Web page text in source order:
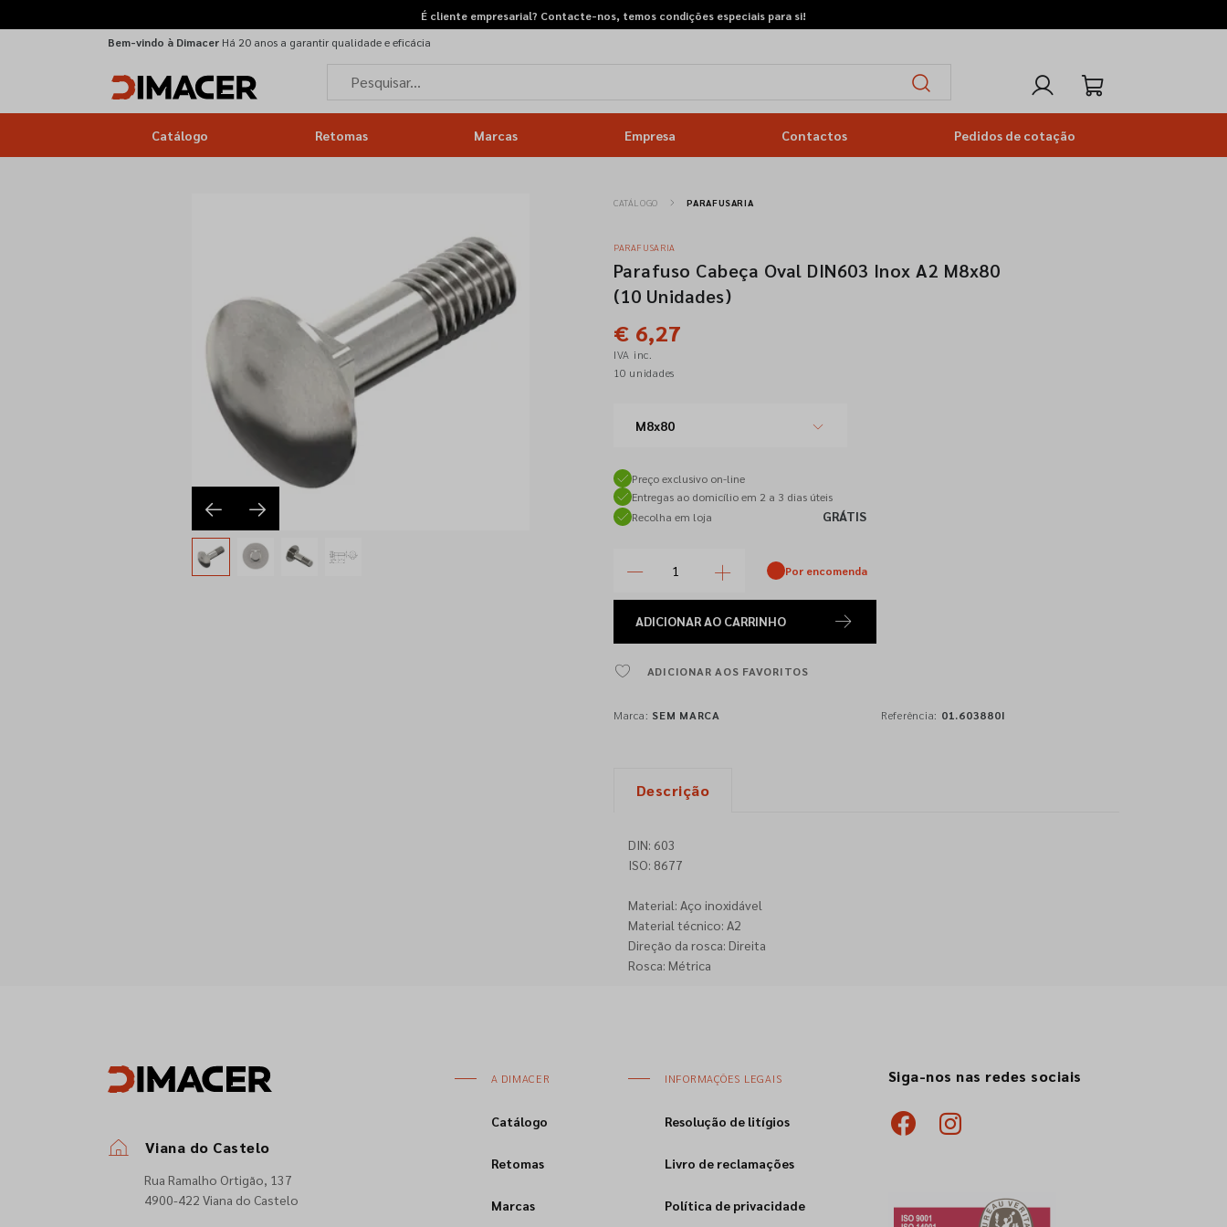
É cliente empresarial? Contacte-nos, temos condições especiais para si!
Bem-vindo à Dimacer Há 20 anos a garantir qualidade e eficácia
Catálogo Retomas Marcas Empresa Contactos Pedidos de cotação
CATÁLOGO PARAFUSARIA
PARAFUSARIA
Parafuso Cabeça Oval DIN603 Inox A2 M8x80
(10 Unidades)
€ 6,27
IVA inc.
10 unidades
M8x80
Preço exclusivo on-line
Entregas ao domicílio em 2 a 3 dias úteis
Recolha em loja
GRÁTIS
Por encomenda
ADICIONARAO CARRINHO
ADICIONAR AOS FAVORITOS
Marca: SEM MARCA Referência: 01.603880I
Descrição
DIN: 603
ISO: 8677
Material: Aço inoxidável
Material técnico: A2
Direção da rosca: Direita
Rosca: Métrica
Viana do Castelo
Rua Ramalho Ortigão, 137
4900-422 Viana do Castelo
A DIMACER
Catálogo
Retomas
Marcas
INFORMAÇÕES LEGAIS
Resolução de litígios
Livro de reclamações
Política de privacidade
Siga-nos nas redes sociais